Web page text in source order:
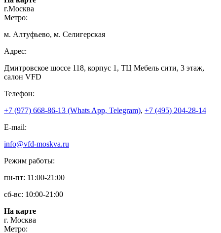
г.Москва
Метро:
м. Алтуфьево, м. Селигерская
Адрес:
Дмитровское шоссе 118, корпус 1, ТЦ Мебель сити, 3 этаж,
салон VFD
Телефон:
+7 (977) 668-86-13 (Whats App, Telegram), +7 (495) 204-28-14
E-mail:
info@vfd-moskva.ru
Режим работы:
пн-пт: 11:00-21:00
сб-вс: 10:00-21:00
На карте
г. Москва
Метро: